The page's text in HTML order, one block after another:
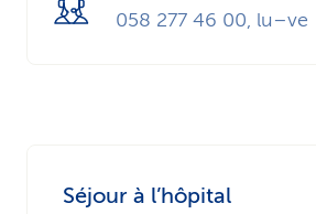
058 277 46 00, lu–ve
Séjour à l’hôpital